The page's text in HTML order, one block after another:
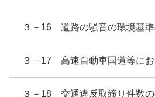
３－16 道路の騒音の環境基
３－17 高速自動車国道等に
３－18 交通違反取締り件数